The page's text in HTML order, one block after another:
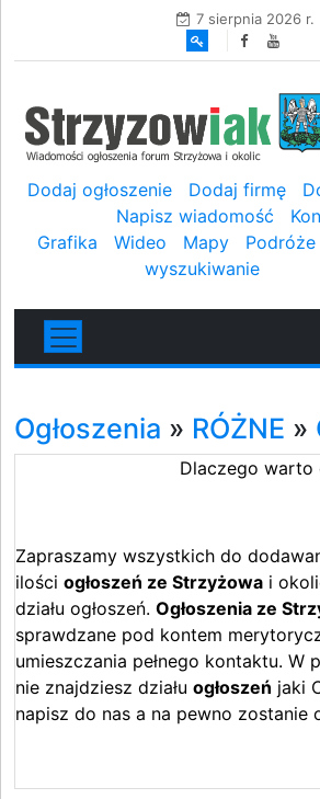
7 sierpnia 2026 r.
Dodaj ogłoszenie Dodaj firmę
Napisz wiadomość
Grafika
Wideo Mapy Podróże
wyszukiwanie
Ogłoszenia » RÓŻNE »
Dlaczego warto
Zapraszamy wszystkich do
ilości ogłoszeń ze Strzyżowa i
działu ogłoszeń. Ogłoszenia ze
sprawdzane pod kontem
umieszczania pełnego kontaktu. W
nie znajdziesz działu ogłoszeń jaki
napisz do nas a na pewno zostanie